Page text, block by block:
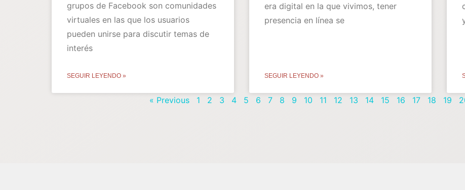
grupos de Facebook son comunidades
virtuales en las que los usuarios
pueden unirse para discutir temas de
interés
SEGUIR LEYENDO »
era digital en la que vivimos, tener
presencia en línea se
SEGUIR LEYENDO »
« Previous 1 2 3 4 5 6 7 8 9 10 11 12 13 14 15 16 17 18 19